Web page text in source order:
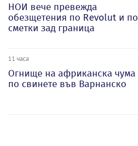
НОИ вече превежда
обезщетения по Revolut и по
сметки зад граница
11 часа
Огнище на африканска чума
по свинете във Варнанско